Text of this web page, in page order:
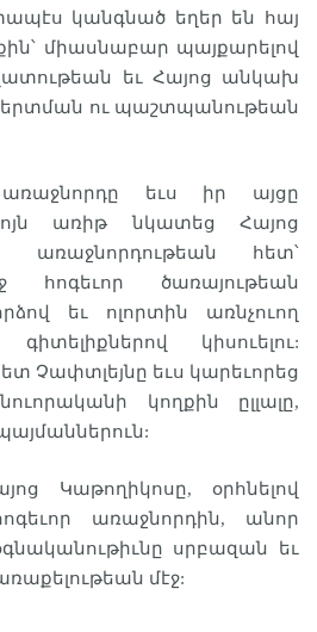
կանգնած եղեր են հայ
միասնաբար պայքարելով
եւ Հայոց անկախ
ու պաշտպանութեան
եւս իր այցը
առիթ նկատեց Հայոց
առաջնորդութեան հետ՝
հոգեւոր ծառայութեան
եւ ոլորտին առնչուող
կիսուելու:
Չափտլեյնը եւս կարեւորեց
կողքին ըլլալը,
Կաթողիկոսը, օրհնելով
առաջնորդին, անոր
սրբազան եւ
մէջ: